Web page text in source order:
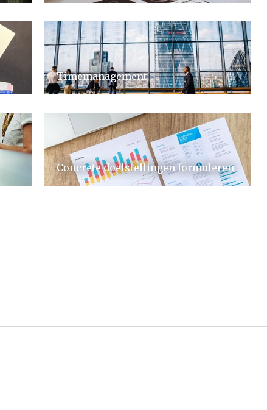
Timemanagement
Concrete doelstellingen formuleren